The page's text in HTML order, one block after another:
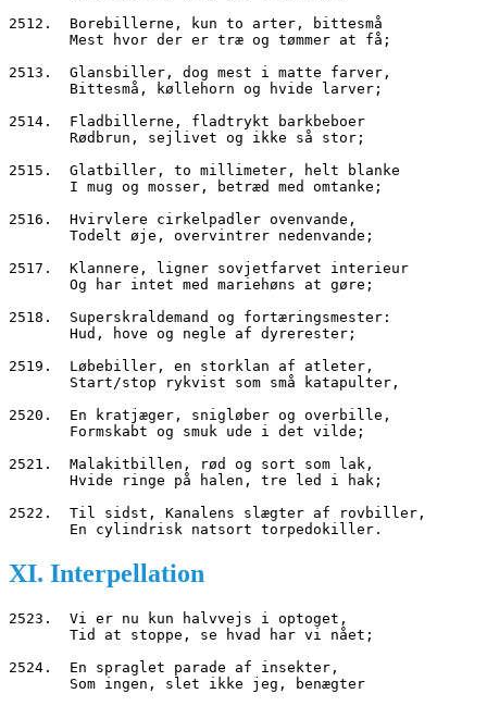
2512.  Borebillerne, kun to arter, bittesmå
       Mest hvor der er træ og tømmer at få;
2513.  Glansbiller, dog mest i matte farver,
       Bittesmå, køllehorn og hvide larver;
2514.  Fladbillerne, fladtrykt barkbeboer
       Rødbrun, sejlivet og ikke så stor;
2515.  Glatbiller, to millimeter, helt blanke
       I mug og mosser, betræd med omtanke;
2516.  Hvirvlere cirkelpadler ovenvande,
       Todelt øje, overvintrer nedenvande;
2517.  Klannere, ligner sovjetfarvet interieur
       Og har intet med mariehøns at gøre;
2518.  Superskraldemand og fortæringsmester:
       Hud, hove og negle af dyrerester;
2519.  Løbebiller, en storklan af atleter,
       Start/stop rykvist som små katapulter,
2520.  En kratjæger, snigløber og overbille,
       Formskabt og smuk ude i det vilde;
2521.  Malakitbillen, rød og sort som lak,
       Hvide ringe på halen, tre led i hak;
2522.  Til sidst, Kanalens slægter af rovbiller,
       En cylindrisk natsort torpedokiller.
XI. Interpellation
2523.  Vi er nu kun halvvejs i optoget,
       Tid at stoppe, se hvad har vi nået;
2524.  En spraglet parade af insekter,
       Som ingen, slet ikke jeg, benægter